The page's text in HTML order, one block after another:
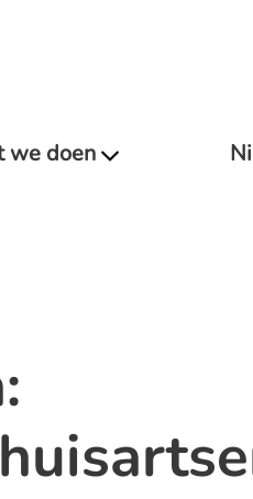
we doen